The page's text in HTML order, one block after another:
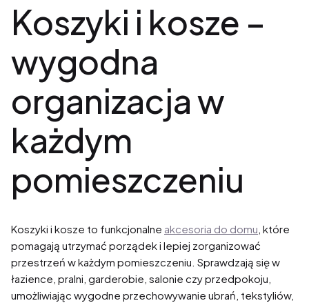
Koszyki i kosze –
wygodna
organizacja w
każdym
pomieszczeniu
Koszyki i kosze to funkcjonalne akcesoria do domu , które
pomagają utrzymać porządek i lepiej zorganizować
przestrzeń w każdym pomieszczeniu. Sprawdzają się w
łazience, pralni, garderobie, salonie czy przedpokoju,
umożliwiając wygodne przechowywanie ubrań, tekstyliów,